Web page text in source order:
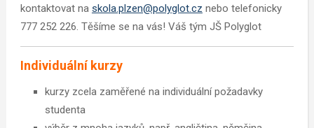
kontaktovat na skola.plzen@polyglot.cz nebo telefonicky
777 252 226. Těšíme se na vás! Váš tým JŠ Polyglot
Individuální kurzy
kurzy zcela zaměřené na individuální požadavky
studenta